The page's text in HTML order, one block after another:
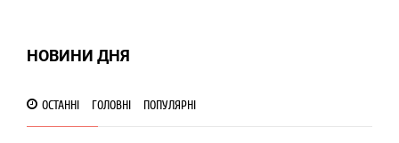
НОВИНИ ДНЯ
ОСТАННІ ГОЛОВНІ ПОПУЛЯРНІ